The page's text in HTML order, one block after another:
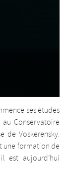
ses études
Conservatoire
de Voskerensky.
une formation de
est aujourd’hui